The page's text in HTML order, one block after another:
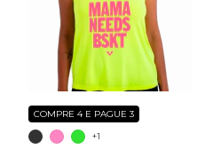
COMPRE 4 E PAGUE 3
+1